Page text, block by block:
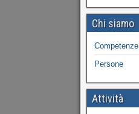
Chi siamo
Competenze
Persone
Attività